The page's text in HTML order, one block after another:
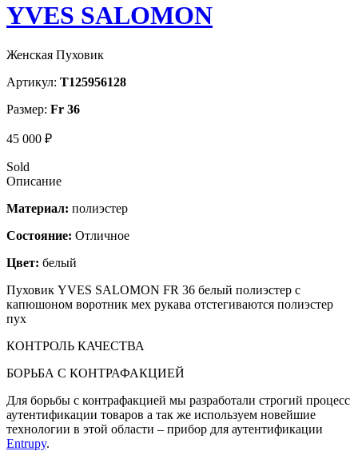
YVES SALOMON
Женская Пуховик
Артикул: T125956128
Размер: Fr 36
45 000 ₽
Sold
Описание
Материал: полиэстер
Состояние: Отличное
Цвет: белый
Пуховик YVES SALOMON FR 36 белый полиэстер с
капюшоном воротник мех рукава отстегиваются полиэстер
пух
КОНТРОЛЬ КАЧЕСТВА
БОРЬБА С КОНТРАФАКЦИЕЙ
Для борьбы с контрафакцией мы разработали строгий процесс
аутентификации товаров а так же используем новейшие
технологии в этой области – прибор для аутентификации
Entrupy.